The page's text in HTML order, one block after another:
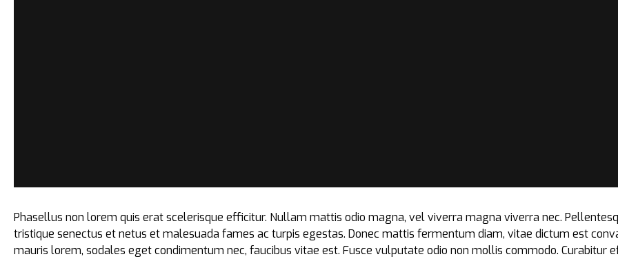
Phasellus non lorem quis erat scelerisque efficitur. Nullam mattis odio magna, vel viverra magna viverra nec.
tristique senectus et netus et malesuada fames ac turpis egestas. Donec mattis fermentum diam, vitae dictum est
mauris lorem, sodales eget condimentum nec, faucibus vitae est. Fusce vulputate odio non mollis commodo. Curabitur